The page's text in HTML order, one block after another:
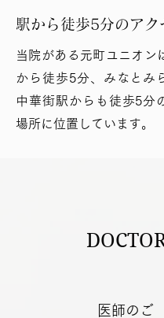
駅から徒歩5分のアク
当院がある元町ユニオン
から徒歩5分、みなとみ
中華街駅からも徒歩5分
場所に位置しています。
医師のご